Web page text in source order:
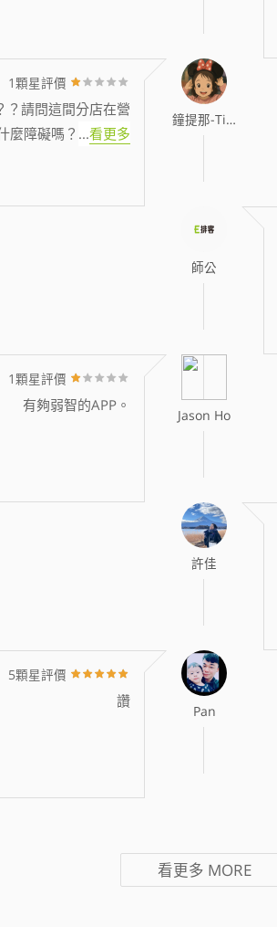
鐘提那-Tina
1顆星評價
？請問這間分店在營
麼障礙嗎？ ...看更多
師公
Jason Ho
1顆星評價
有夠弱智的APP。
許佳
Pan
5顆星評價
讚
看更多 MORE